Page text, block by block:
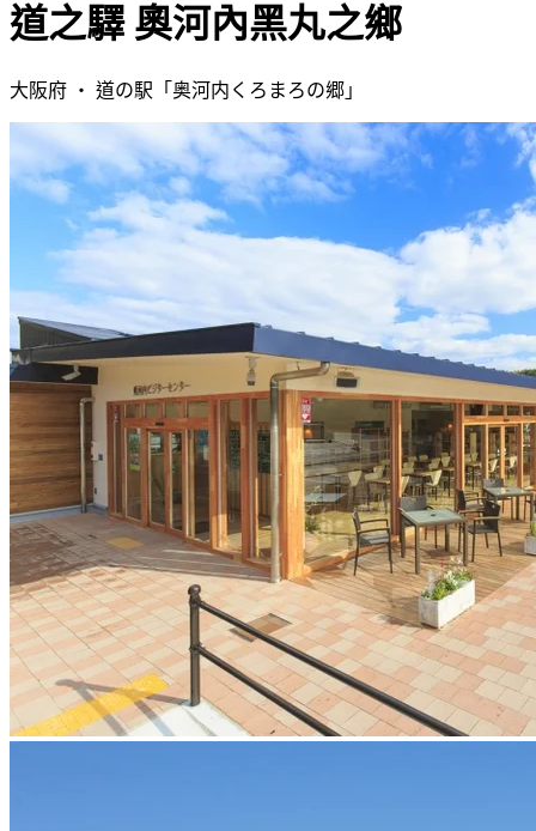
道之驛 奧河內黑丸之鄉
大阪府 ・ 道の駅「 奥河内くろまろの郷 」